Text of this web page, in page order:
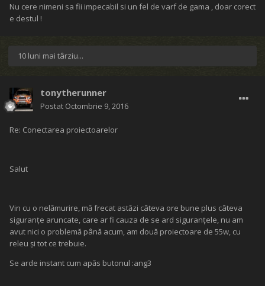
Nu cere nimeni sa fii impecabil si un fel de varf de gama , doar corect
e destul !
10 luni mai târziu...
tonytherunner
Postat Octombrie 9, 2016
Re: Conectarea proiectoarelor
Salut
Vin cu o nelămurire, mă frecat astăzi câteva ore bune plus câteva
siguranţe aruncate, care ar fi cauza de se ard siguranţele, nu am
avut nici o problemă până acum, am două proiectoare de 55w, cu
releu şi tot ce trebuie.
Se arde instant cum apăs butonul :ang3